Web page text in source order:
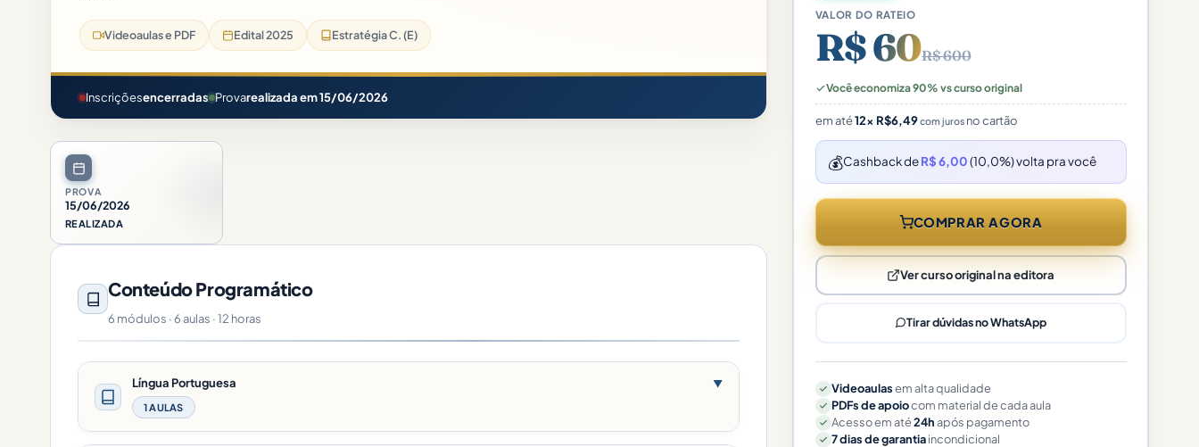
Videoaulas e PDF Edital 2025 Estratégia C. (E)
Inscriçõesencerradas Provarealizada em 15/06/2026
PROVA
15/06/2026
REALIZADA
Conteúdo Programático
6 módulos · 6 aulas · 12 horas
Língua Portuguesa
1 AULAS
▼
VALOR DO RATEIO
R$ 60R$ 600
Você economiza 90% vs curso original
em até12× R$6,49com jurosno cartão
💰Cashback deR$ 6,00(10,0%) volta pra você
COMPRAR AGORA
Ver curso original na editora
Tirar dúvidas no WhatsApp
Videoaulasem alta qualidade
PDFs de apoiocom material de cada aula
Acesso em até24hapós pagamento
7 dias de garantiaincondicional